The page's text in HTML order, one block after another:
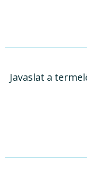
Javaslat a